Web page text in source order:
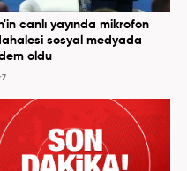
canlı yayında mikrofon
sosyal medyada
oldu